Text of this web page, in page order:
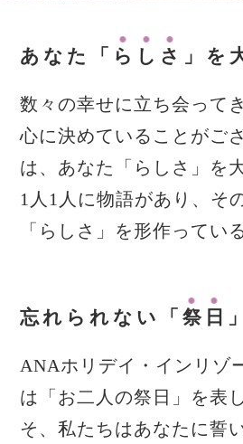
あなた「 ら し さ 」を
数々の幸せに立ち会って
心に決めていることがご
は、あなた「らしさ」を
1人1人に物語があり、そ
「らしさ」を形作ってい
忘れられない「祭 日 」
ANAホリデイ・インリゾ
は「お二人の祭日」を表
そ、私たちはあなたに誓